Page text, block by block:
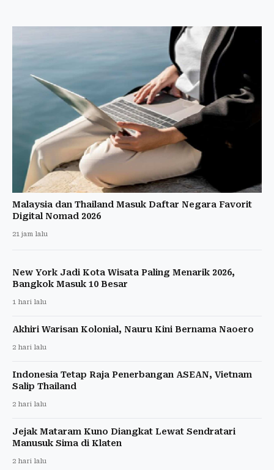
Malaysia dan Thailand Masuk Daftar Negara Favorit
Digital Nomad 2026
21 jam lalu
New York Jadi Kota Wisata Paling Menarik 2026,
Bangkok Masuk 10 Besar
1 hari lalu
Akhiri Warisan Kolonial, Nauru Kini Bernama Naoero
2 hari lalu
Indonesia Tetap Raja Penerbangan ASEAN, Vietnam
Salip Thailand
2 hari lalu
Jejak Mataram Kuno Diangkat Lewat Sendratari
Manusuk Sima di Klaten
2 hari lalu